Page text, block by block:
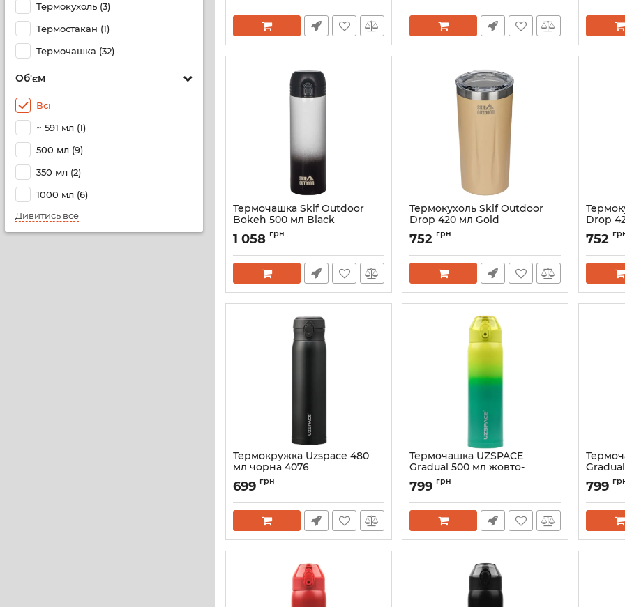
Термокухоль (3)
Термостакан (1)
Термочашка (32)
Об'єм
Всі
~ 591 мл (1)
500 мл (9)
350 мл (2)
1000 мл (6)
Дивитись все
Термочашка Skif Outdoor
Bokeh 500 мл Black
Артикул: HD-500-49B
1 058 грн
Термокухоль Skif Outdoor
Drop 420 мл Gold
Артикул: HE-420-11G
752 грн
Drop
Артикул:
752
Термокружка Uzspace 480
мл чорна 4076
Артикул: 4076-5
699 грн
Термочашка UZSPACE
Gradual 500 мл жовто-
зелений 4201GR
Артикул:
799 грн
4201GR
Артикул:
799